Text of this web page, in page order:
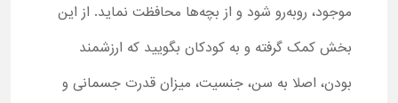
موجود، روبه‌رو شود و از بچه‌ها محافظت نماید. از این
بخش کمک گرفته و به کودکان بگویید که ارزشمند
بودن، اصلا به سن، جنسیت، میزان قدرت جسمانی و